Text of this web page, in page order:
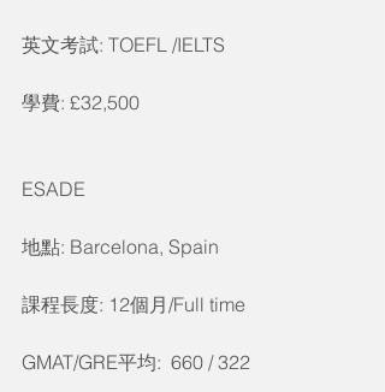
英文考試: TOEFL /IELTS
學費: £32,500
ESADE
地點: Barcelona, Spain
課程長度: 12個月/Full time
GMAT/GRE平均:  660 / 322